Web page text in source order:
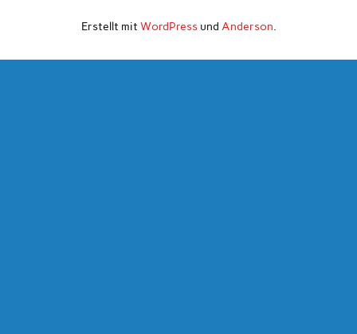
Erstellt mit WordPressund Anderson.